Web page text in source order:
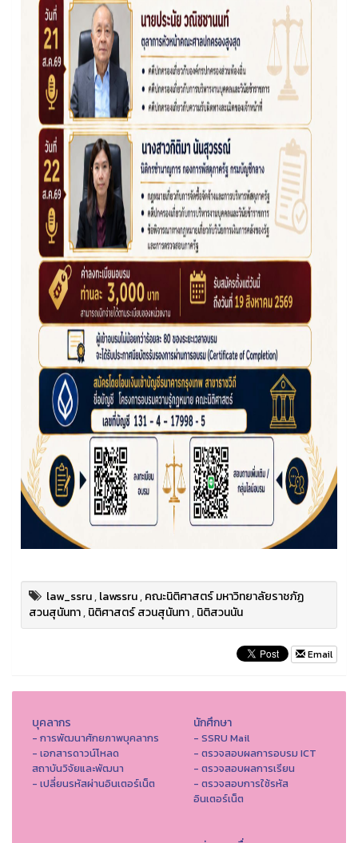
law_ssru,lawssru,คณะนิติศาสตร์ มหาวิทยาลัยราชภัฏ
สวนสุนันทา,นิติศาสตร์ สวนสุนันทา,นิติสวนนัน
Email
บุคลากร
- การพัฒนาศักยภาพบุคลากร
- เอกสารดาวน์โหลด
สถาบันวิจัยและพัฒนา
- เปลี่ยนรหัสผ่านอินเตอร์เน็ต
นักศึกษา
- SSRU Mail
- ตรวจสอบผลการอบรม ICT
- ตรวจสอบผลการเรียน
- ตรวจสอบการใช้รหัส
อินเตอร์เน็ต